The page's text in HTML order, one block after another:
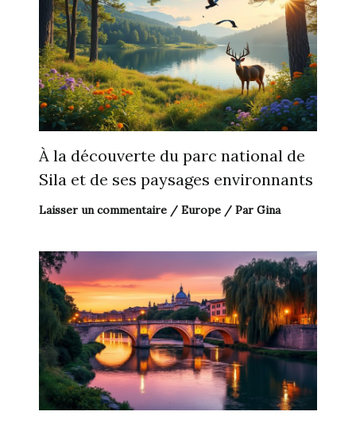
À la découverte du parc national de
Sila et de ses paysages environnants
Laisser un commentaire / Europe/ Par Gina